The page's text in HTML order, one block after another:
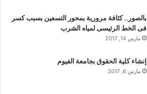
بالصور.. كثافة مرورية بمحور التسعين بسبب كسر
فى الخط الرئيسى لمياه الشرب
مارس 14, 2017
إنشاء كلية الحقوق بجامعة الفيوم
مارس 6, 2017